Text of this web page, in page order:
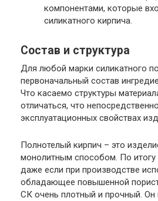
компонентами, которые
силикатного кирпича.
Состав и структура
Для любой марки силикатного
первоначальный состав
Что касаемо структуры
отличаться, что
эксплуатационных свойствах
Полнотелый кирпич – это
монолитным способом. По итогу
даже если при производстве
обладающее повышенной
СК очень плотный и прочный. Он